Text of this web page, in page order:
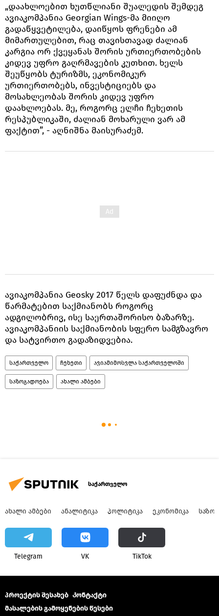
„დაახლოებით ხუთწლიანი შუალედის შემდეგ
ავიაკომპანია Georgian Wings-მა მიიღო
გადაწყვეტილება, დაიწყოს ფრენები ამ
მიმართულებით, რაც თავისთავად ძალიან
კარგია ორ ქვეყანას შორის ურთიერთობების
კიდევ უფრო გაღრმავების კუთხით. ხელს
შეუწყობს ტურიზმს, ეკონომიკურ
ურთიერთობებს, ინვესტიციებს და
მოსახლეობას შორის კიდევ უფრო
დაახლოებას. მე, როგორც ელჩი ჩეხეთის
რესპუბლიკაში, ძალიან მოხარული ვარ ამ
ფაქტით”, - აღნიშნა მაისურაძემ.
ავიაკომპანია Geosky 2017 წელს დაფუძნდა და
წარმატებით საქმიანობს როგორც
ადგილობრივ, ისე საერთაშორისო ბაზარზე.
ავიაკომპანიის საქმიანობის სფერო სამგზავრო
და სატვირთო გადაზიდვებია.
საქართველო ჩეხეთი ავიამიმოსვლა საქართველოში
საზოგადოება ახალი ამბები
საქართველო
ᲐᲮᲐᲚᲘ ᲐᲛᲑᲔᲑᲘ ᲐᲜᲐᲚᲘᲢᲘᲙᲐ ᲞᲝᲚᲘᲢᲘᲙᲐ ᲔᲙᲝᲜᲝᲛᲘᲙᲐ
Telegram VK ТikТоk
პროექტის შესახებ Კონტაქტი
მასალების გამოყენების წესები